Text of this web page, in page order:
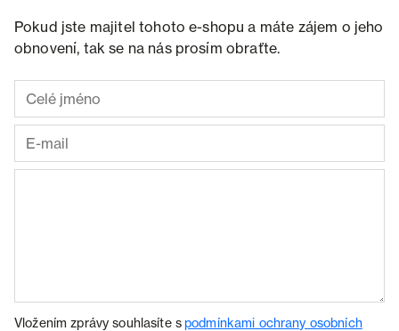
Pokud jste majitel tohoto e-shopu a máte zájem o jeho
obnovení, tak se na nás prosím obraťte.
Vložením zprávy souhlasíte spodmínkami ochrany osobních